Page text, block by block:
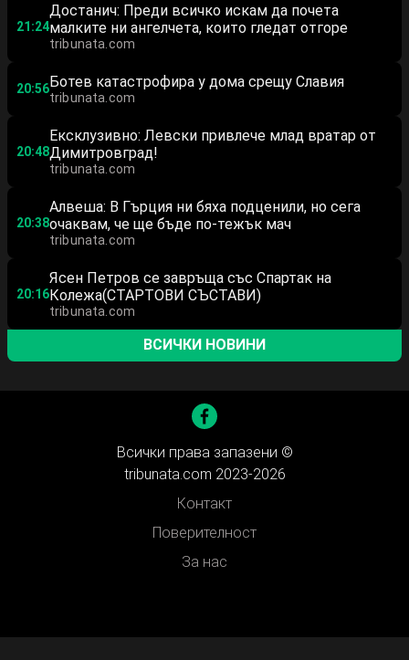
21:24
Достанич: Преди всичко искам да почета
малките ни ангелчета, които гледат отгоре
tribunata.com
20:56Ботев катастрофира у дома срещу Славия
tribunata.com
20:48
Ексклузивно: Левски привлече млад вратар от
Димитровград!
tribunata.com
20:38
Алвеша: В Гърция ни бяха подценили, но сега
очаквам, че ще бъде по-тежък мач
tribunata.com
20:16
Ясен Петров се завръща със Спартак на
Колежа(СТАРТОВИ СЪСТАВИ)
tribunata.com
ВСИЧКИ НОВИНИ
Всички права запазени ©
tribunata.com 2023-2026
Контакт
Поверителност
За нас